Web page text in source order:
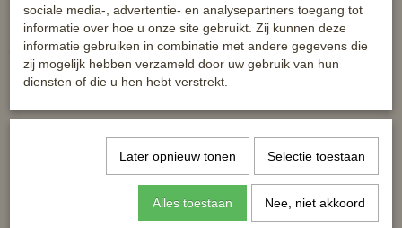
Ook interessant
sociale media-, advertentie- en analysepartners toegang tot
informatie over hoe u onze site gebruikt. Zij kunnen deze
informatie gebruiken in combinatie met andere gegevens die
zij mogelijk hebben verzameld door uw gebruik van hun
diensten of die u hen hebt verstrekt.
Later opnieuw tonen Selectie toestaan
Alles toestaan Nee, niet akkoord